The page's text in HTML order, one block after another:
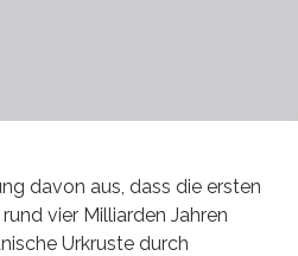
davon aus, dass die ersten
vier Milliarden Jahren
Urkruste durch